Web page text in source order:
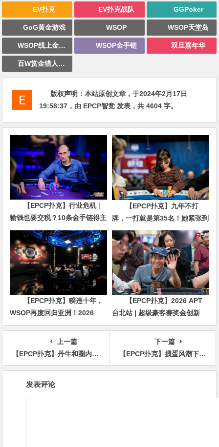
EV扑克 EV扑克战队 GGPoker
GoG黄金游戏 WSOP WSOP天堂岛
WSOP线上金手链 WSOP金手链 双旦嘉年华
百W赏金猎人大奖赛
版权声明：本站原创文章，于2024年2月17日
19:58:37 ，由 EPCP智竞 发表，共 4604 字。
【EPCP扑克】行业危机｜
输钱也要交税？10条金手链得主
直言“扛不住”，主动砍掉四分之
三比赛
【EPCP扑克】九年不打
牌，一打就是第35名！她紧张到
脚悬空，但全世界以为她很淡定
【EPCP扑克】暌违十年，
WSOP再度回归亚洲！2026
APL济州站6月19-28日盛大登
【EPCP扑克】2026 APT
台北站 | 超级豪客赛奖金创新
高，美国选手Ethan
“Rampage” Yau领跑全场！
上一篇
【EPCP扑克】丹牛和圈内人对骂事件神展开，他战队知名扑克教练被人叫嚣，教练拿下冠军秒打脸
下一篇
【EPCP扑克】掼蛋风潮下，浙江扑克牌企业纷纷入场
发表评论